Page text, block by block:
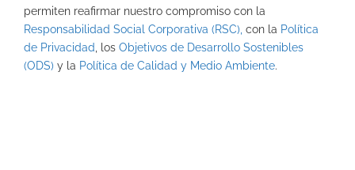
permiten reafirmar nuestro compromiso con la
Responsabilidad Social Corporativa (RSC), con la Política
de Privacidad , los Objetivos de Desarrollo Sostenibles
(ODS) y la Política de Calidad y Medio Ambiente.